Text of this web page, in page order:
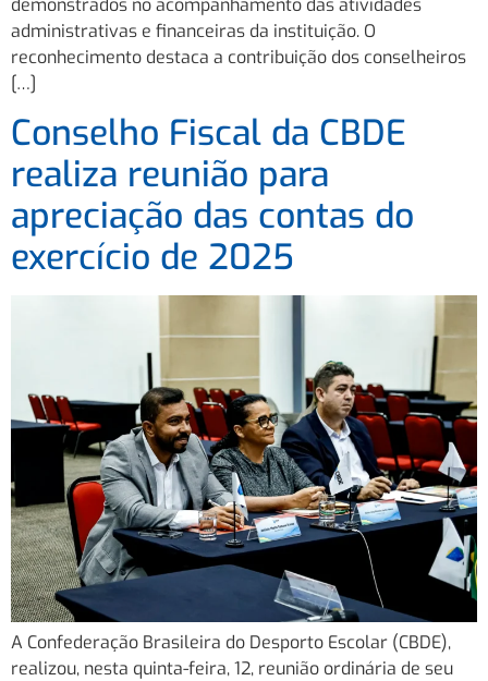
administrativas e financeiras da instituição. O
reconhecimento destaca a contribuição dos conselheiros
[…]
Conselho Fiscal da CBDE
realiza reunião para
apreciação das contas do
exercício de 2025
A Confederação Brasileira do Desporto Escolar (CBDE),
realizou, nesta quinta-feira, 12, reunião ordinária de seu